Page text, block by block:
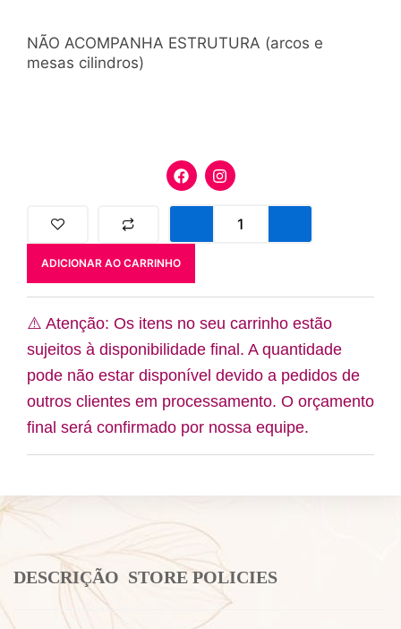
NÃO ACOMPANHA ESTRUTURA (arcos e
mesas cilindros)
F
a
o
o
I
n
Capa
peças)
quantidade
ADICIONAR AO CARRINHO
⚠️ Atenção: Os itens no seu carrinho estão
sujeitos à disponibilidade final. A quantidade
pode não estar disponível devido a pedidos de
outros clientes em processamento. O orçamento
final será confirmado por nossa equipe.
DESCRIÇÃO STORE POLICIES